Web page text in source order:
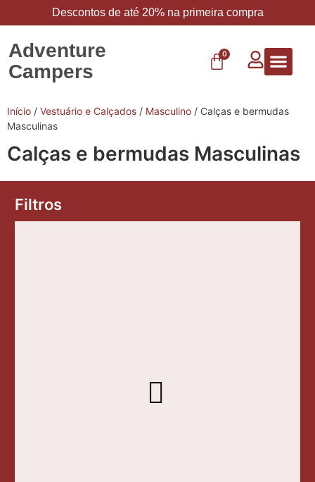
Descontos de até 20% na primeira compra
Adventure
Campers
0
Início / Vestuário e Calçados / Masculino / Calças e bermudas
Masculinas
Calças e bermudas Masculinas
Filtros